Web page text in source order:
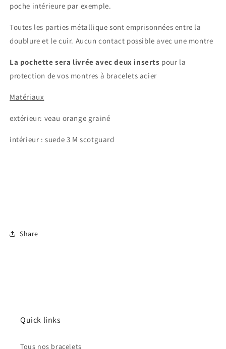
poche intérieure par exemple.
Toutes les parties métallique sont emprisonnées entre la
doublure et le cuir. Aucun contact possible avec une montre
La pochette sera livrée avec deux inserts pour la
protection de vos montres à bracelets acier
Matériaux
extérieur: veau orange grainé
intérieur : suede 3 M scotguard
Share
Quick links
Tous nos bracelets
articles précédemment enregistrés.